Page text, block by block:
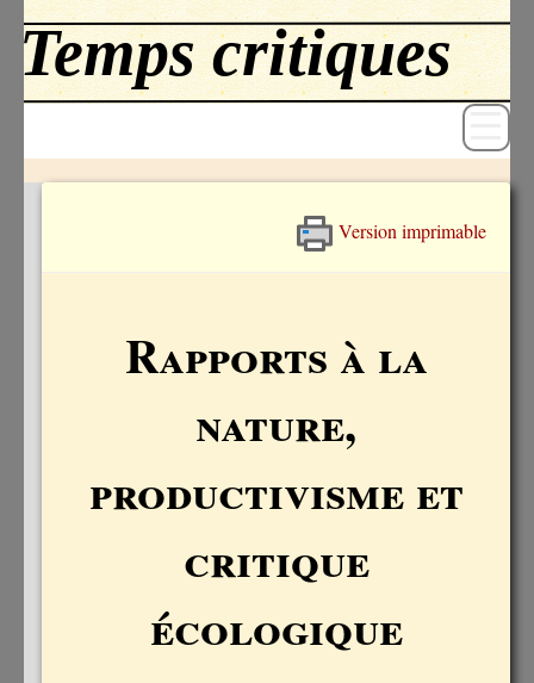
Textes
Version imprimable
Rapports à la
nature,
productivisme et
critique
écologique